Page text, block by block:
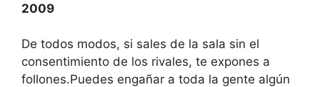
2009
De todos modos, si sales de la sala sin el
consentimiento de los rivales, te expones a
follones.Puedes engañar a toda la gente algún